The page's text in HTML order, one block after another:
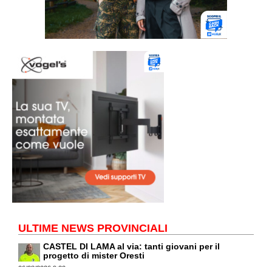
ULTIME NEWS PROVINCIALI
CASTEL DI LAMA al via: tanti giovani per il
progetto di mister Oresti